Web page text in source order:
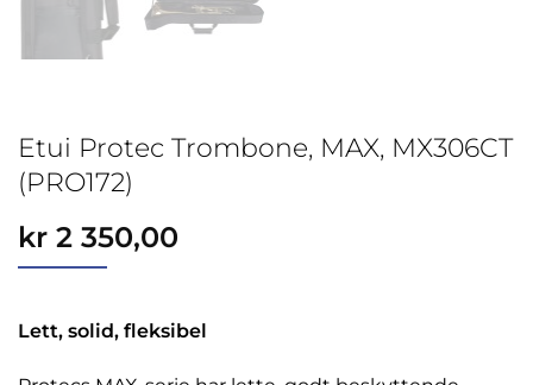
Etui Protec Trombone, MAX, MX306CT
(PRO172)
kr 2 350,00
Lett, solid, fleksibel